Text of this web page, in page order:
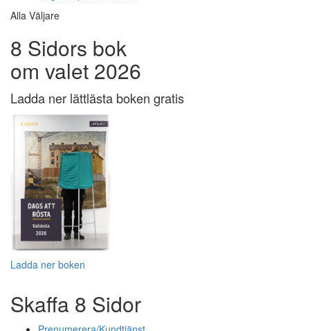
Alla Väljare
8 Sidors bok
om valet 2026
Ladda ner lättlästa boken gratis
Ladda ner boken
Skaffa 8 Sidor